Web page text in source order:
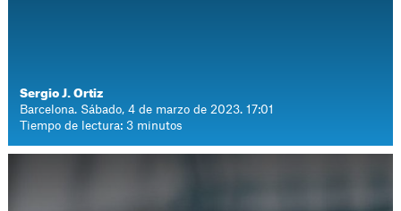
Sergio J. Ortiz
Barcelona. Sábado, 4 de marzo de 2023. 17:01
Tiempo de lectura: 3 minutos